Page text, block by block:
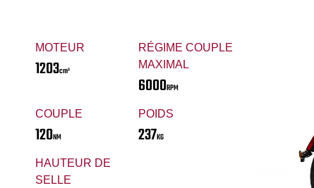
MOTEUR
1203cm³
RÉGIME COUPLE
MAXIMAL
6000RPM
COUPLE
120NM
POIDS
237KG
HAUTEUR DE
SELLE